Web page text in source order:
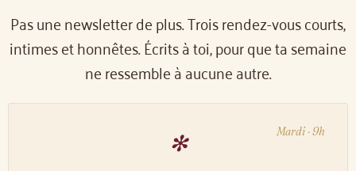
Pas une newsletter de plus. Trois rendez-vous courts,
intimes et honnêtes. Écrits à toi, pour que ta semaine
ne ressemble à aucune autre.
Mardi · 9h
✻